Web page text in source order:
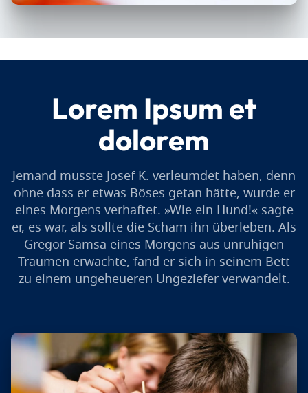
Lorem Ipsum et
dolorem
Jemand musste Josef K. verleumdet haben, denn
ohne dass er etwas Böses getan hätte, wurde er
eines Morgens verhaftet. »Wie ein Hund!« sagte
er, es war, als sollte die Scham ihn überleben. Als
Gregor Samsa eines Morgens aus unruhigen
Träumen erwachte, fand er sich in seinem Bett
zu einem ungeheueren Ungeziefer verwandelt.